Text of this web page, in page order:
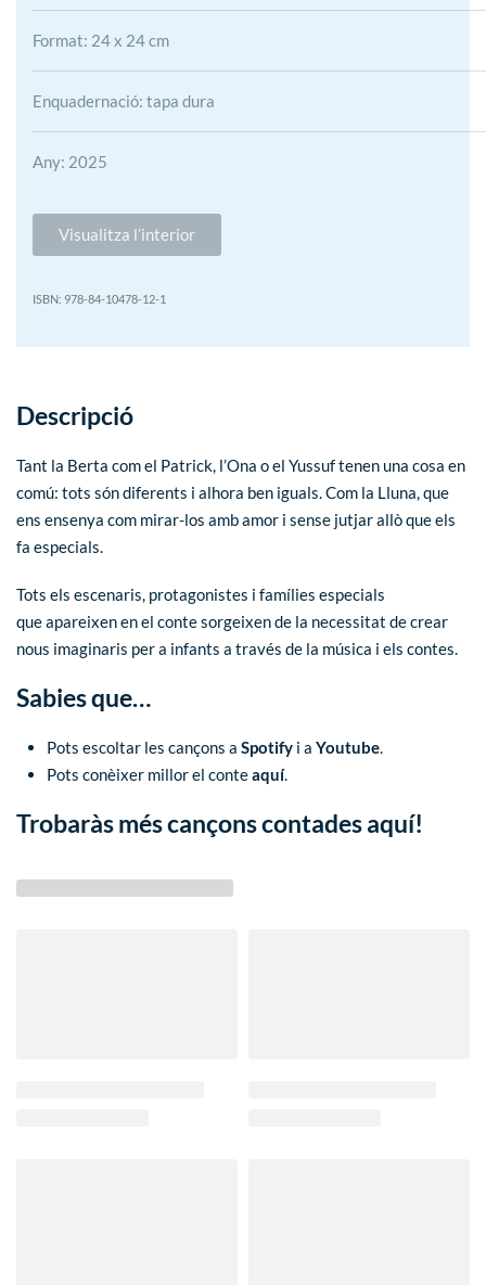
Format: 24 x 24 cm
Enquadernació: tapa dura
Any: 2025
Visualitza l’interior
978-84-10478-12-1
Descripció
Tant la Berta com el Patrick, l’Ona o el Yussuf tenen una cosa en
comú: tots són diferents i alhora ben iguals. Com la Lluna, que
ens ensenya com mirar-los amb amor i sense jutjar allò que els
fa especials.
Tots els escenaris, protagonistes i famílies especials
que apareixen en el conte sorgeixen de la necessitat de crear
nous imaginaris per a infants a través de la música i els contes.
Sabies que…
Pots escoltar les cançons aSpotify i aYoutube.
Pots conèixer millor el conteaquí.
Trobaràs més cançons contades aquí!